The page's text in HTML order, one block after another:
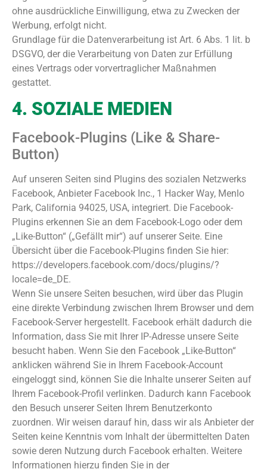
ohne ausdrückliche Einwilligung, etwa zu Zwecken der
Werbung, erfolgt nicht.
Grundlage für die Datenverarbeitung ist Art. 6 Abs. 1 lit. b
DSGVO, der die Verarbeitung von Daten zur Erfüllung
eines Vertrags oder vorvertraglicher Maßnahmen
gestattet.
4. SOZIALE MEDIEN
Facebook-Plugins (Like & Share-
Button)
Auf unseren Seiten sind Plugins des sozialen Netzwerks
Facebook, Anbieter Facebook Inc., 1 Hacker Way, Menlo
Park, California 94025, USA, integriert. Die Facebook-
Plugins erkennen Sie an dem Facebook-Logo oder dem
„Like-Button“ („Gefällt mir“) auf unserer Seite. Eine
Übersicht über die Facebook-Plugins finden Sie hier:
https://developers.facebook.com/docs/plugins/?
locale=de_DE.
Wenn Sie unsere Seiten besuchen, wird über das Plugin
eine direkte Verbindung zwischen Ihrem Browser und dem
Facebook-Server hergestellt. Facebook erhält dadurch die
Information, dass Sie mit Ihrer IP-Adresse unsere Seite
besucht haben. Wenn Sie den Facebook „Like-Button“
anklicken während Sie in Ihrem Facebook-Account
eingeloggt sind, können Sie die Inhalte unserer Seiten auf
Ihrem Facebook-Profil verlinken. Dadurch kann Facebook
den Besuch unserer Seiten Ihrem Benutzerkonto
zuordnen. Wir weisen darauf hin, dass wir als Anbieter der
Seiten keine Kenntnis vom Inhalt der übermittelten Daten
sowie deren Nutzung durch Facebook erhalten. Weitere
Informationen hierzu finden Sie in der